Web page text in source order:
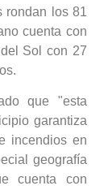
rondan los 81
cuenta con
Sol con 27
que "esta
garantiza
incendios en
geografía
cuenta con